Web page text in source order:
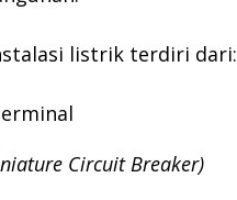
listrik terdiri dari:
Circuit Breaker)